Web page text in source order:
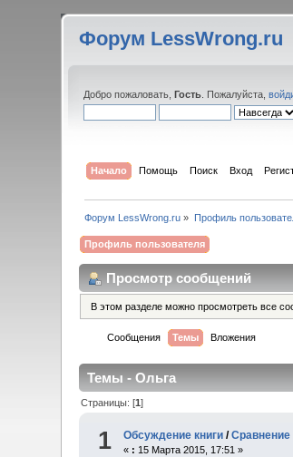
Форум LessWrong.ru
Добро пожаловать,Гость . Пожалуйста,
Начало Помощь Поиск Вход
Форум LessWrong.ru » Профиль
Профиль пользователя
Просмотр сообщений
В этом разделе можно просмотреть все
Сообщения Темы Вложения
Темы - Ольга
Страницы: [1]
1 Обсуждение книги /
« : 15 Марта 2015, 17:51 »